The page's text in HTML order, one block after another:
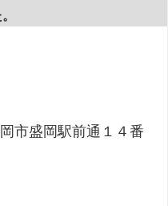
市盛岡駅前通１４番